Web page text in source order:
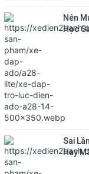
Nên
Học
Sai
Hay